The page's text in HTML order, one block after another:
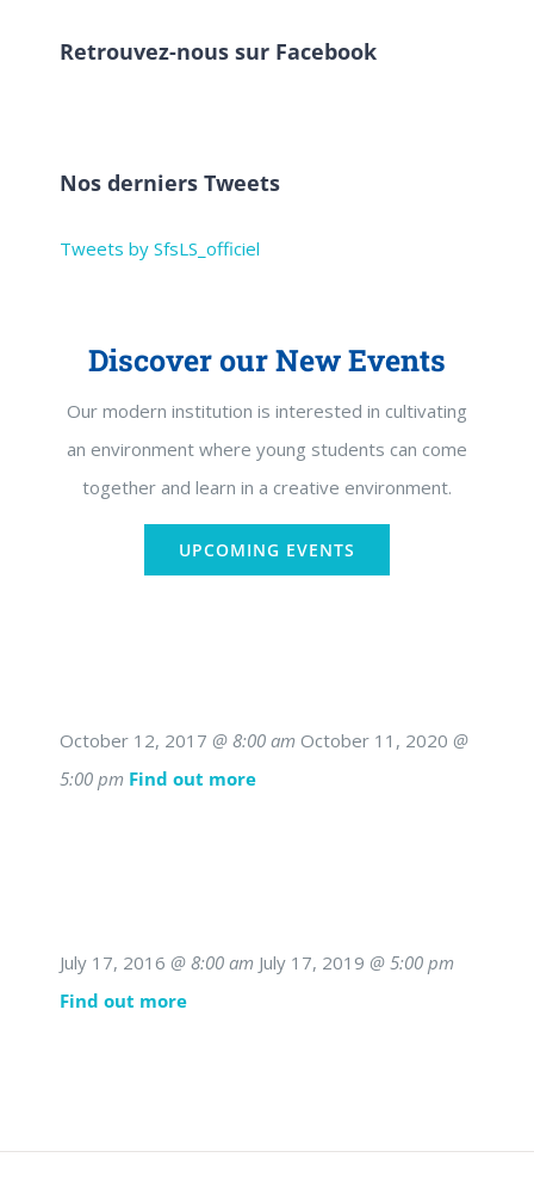
Retrouvez-nous sur Facebook
Nos derniers Tweets
Tweets by SfsLS_officiel
Discover our New Events
Our modern institution is interested in cultivating
an environment where young students can come
together and learn in a creative environment.
UPCOMING EVENTS
October 12, 2017 @ 8:00 am October 11, 2020 @
5:00 pm Find out more
July 17, 2016 @ 8:00 am July 17, 2019 @ 5:00 pm
Find out more